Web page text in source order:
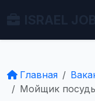
Главная
Мойщик